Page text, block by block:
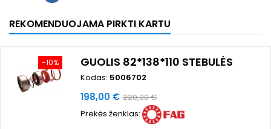
REKOMENDUOJAMA PIRKTI KARTU
−10% GUOLIS 82*138*110 STEBULĖS
Kodas: 5006702
Kaina
198,00 € Bazinė
kaina
220,00 €
Prekės ženklas: